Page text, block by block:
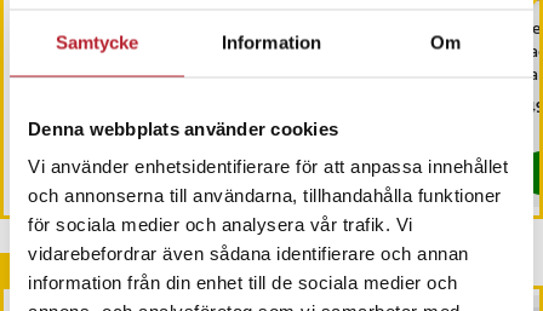
Samtycke Information Om
Denna webbplats använder cookies
Vi använder enhetsidentifierare för att anpassa innehållet
och annonserna till användarna, tillhandahålla funktioner
för sociala medier och analysera vår trafik. Vi
vidarebefordrar även sådana identifierare och annan
information från din enhet till de sociala medier och
Sparkmitts / kick pads
för kampsport / slag-
och sparkkudde / Muay Thai
Svart/Röd/Vit
Just nu har vi bara 2 kvar av denna produkt
Köp
Speedball boxning i
slitstarkt PU-läder
I lager, levereras inom 1-2 vardagar
Köp
Andra köpte också